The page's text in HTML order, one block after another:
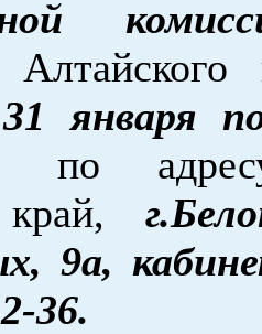
Алтайского
31 января
по
край,
9а,
36.